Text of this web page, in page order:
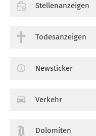
Stellenanzeigen
Todesanzeigen
Newsticker
Verkehr
Dolomiten